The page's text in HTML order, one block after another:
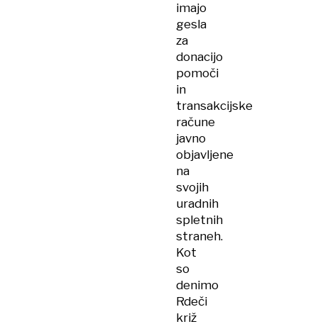
imajo
gesla
za
donacijo
pomoči
in
transakcijske
račune
javno
objavljene
na
svojih
uradnih
spletnih
straneh.
Kot
so
denimo
Rdeči
križ